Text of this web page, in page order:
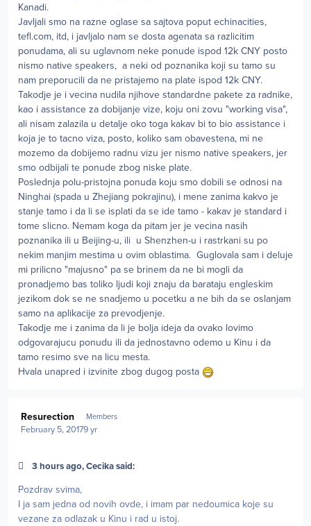
Kanadi.
Javljali smo na razne oglase sa sajtova poput echinacities,
tefl.com, itd, i javljalo nam se dosta agenata sa razlicitim
ponudama, ali su uglavnom neke ponude ispod 12k CNY posto
nismo native speakers, a neki od poznanika koji su tamo su
nam preporucili da ne pristajemo na plate ispod 12k CNY.
Takodje je i vecina nudila njihove standardne pakete za radnike,
kao i assistance za dobijanje vize, koju oni zovu "working visa",
ali nisam zalazila u detalje oko toga kakav bi to bio assistance i
koja je to tacno viza, posto, koliko sam obavestena, mi ne
mozemo da dobijemo radnu vizu jer nismo native speakers, jer
smo odbijali te ponude zbog niske plate.
Poslednja polu-pristojna ponuda koju smo dobili se odnosi na
Ninghai (spada u Zhejiang pokrajinu), i mene zanima kakvo je
stanje tamo i da li se isplati da se ide tamo - kakav je standard i
tome slicno. Nemam koga da pitam jer je vecina nasih
poznanika ili u Beijing-u, ili u Shenzhen-u i rastrkani su po
nekim manjim mestima u ovim oblastima. Guglovala sam i deluje
mi prilicno "majusno" pa se brinem da ne bi mogli da
pronadjemo bas toliko ljudi koji znaju da barataju engleskim
jezikom dok se ne snadjemo u pocetku a ne bih da se oslanjam
samo na aplikacije za prevodjenje.
Takodje me i zanima da li je bolja ideja da ovako lovimo
odgovarajucu ponudu ili da jednostavno odemo u Kinu i da
tamo resimo sve na licu mesta.
Hvala unapred i izvinite zbog dugog posta
Resurection Members
February 5, 20179 yr
3 hours ago, Cecika said:
Pozdrav svima,
I ja sam jedna od novih ovde, i imam par nedoumica koje su
vezane za odlazak u Kinu i rad u istoj.